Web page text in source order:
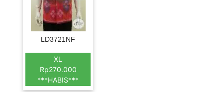
LD3721NF
XL
Rp270.000
***HABIS***